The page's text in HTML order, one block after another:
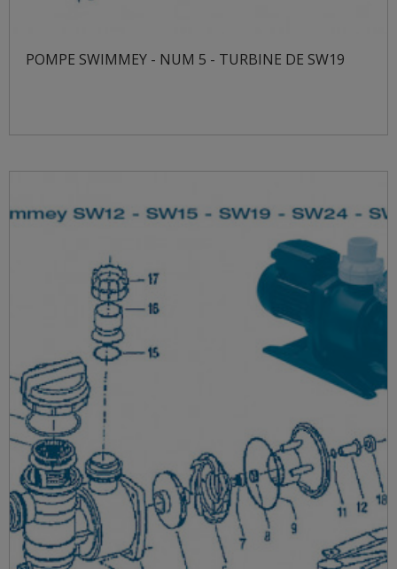
POMPE SWIMMEY - NUM 5 - TURBINE DE SW19